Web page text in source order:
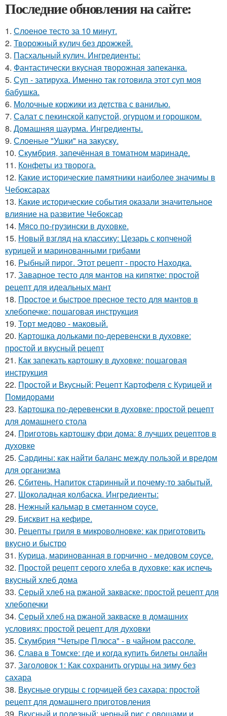
Последние обновления на сайте:
1. Слоеное тесто за 10 минут.
2. Творожный кулич без дрожжей.
3. Пасхальный кулич. Ингредиенты:
4. Фантастически вкусная творожная запеканка.
5. Суп - затируха. Именно так готовила этот суп моя
бабушка.
6. Молочные коржики из детства с ванилью.
7. Салат с пекинской капустой, огурцом и горошком.
8. Домашняя шаурма. Ингредиенты.
9. Слоеные "Ушки" на закуску.
10. Скумбрия, запечённая в томатном маринаде.
11. Конфеты из творога.
12. Какие исторические памятники наиболее значимы в
Чебоксарах
13. Какие исторические события оказали значительное
влияние на развитие Чебоксар
14. Мясо по-грузински в духовке.
15. Новый взгляд на классику: Цезарь с копченой
курицей и маринованными грибами
16. Рыбный пирог. Этот рецепт - просто Находка.
17. Заварное тесто для мантов на кипятке: простой
рецепт для идеальных мант
18. Простое и быстрое пресное тесто для мантов в
хлебопечке: пошаговая инструкция
19. Торт медово - маковый.
20. Картошка дольками по-деревенски в духовке:
простой и вкусный рецепт
21. Как запекать картошку в духовке: пошаговая
инструкция
22. Простой и Вкусный: Рецепт Картофеля с Курицей и
Помидорами
23. Картошка по-деревенски в духовке: простой рецепт
для домашнего стола
24. Приготовь картошку фри дома: 8 лучших рецептов в
духовке
25. Сардины: как найти баланс между пользой и вредом
для организма
26. Сбитень. Напиток старинный и почему-то забытый.
27. Шоколадная колбаска. Ингредиенты:
28. Нежный кальмар в сметанном соусе.
29. Бисквит на кефире.
30. Рецепты гриля в микроволновке: как приготовить
вкусно и быстро
31. Курица, маринованная в горчично - медовом соусе.
32. Простой рецепт серого хлеба в духовке: как испечь
вкусный хлеб дома
33. Серый хлеб на ржаной закваске: простой рецепт для
хлебопечки
34. Серый хлеб на ржаной закваске в домашних
условиях: простой рецепт для духовки
35. Скумбрия "Четыре Плюса" - в чайном рассоле.
36. Слава в Томске: где и когда купить билеты онлайн
37. Заголовок 1: Как сохранить огурцы на зиму без
сахара
38. Вкусные огурцы с горчицей без сахара: простой
рецепт для домашнего приготовления